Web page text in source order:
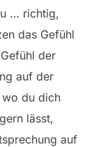
… richtig,
das Gefühl
der
auf der
wo du dich
lässt,
auf